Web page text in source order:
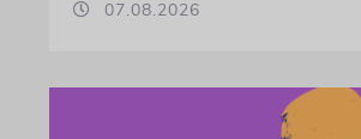
07.08.2026